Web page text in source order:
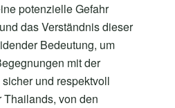
potenzielle Gefahr
das Verständnis dieser
Bedeutung, um
mit der
und respektvoll
von den